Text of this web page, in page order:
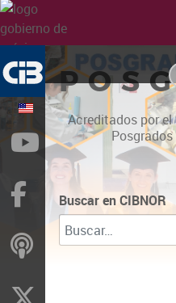
Acreditados por
Buscar en CIBNOR
YouTube
Facebook
ivoox